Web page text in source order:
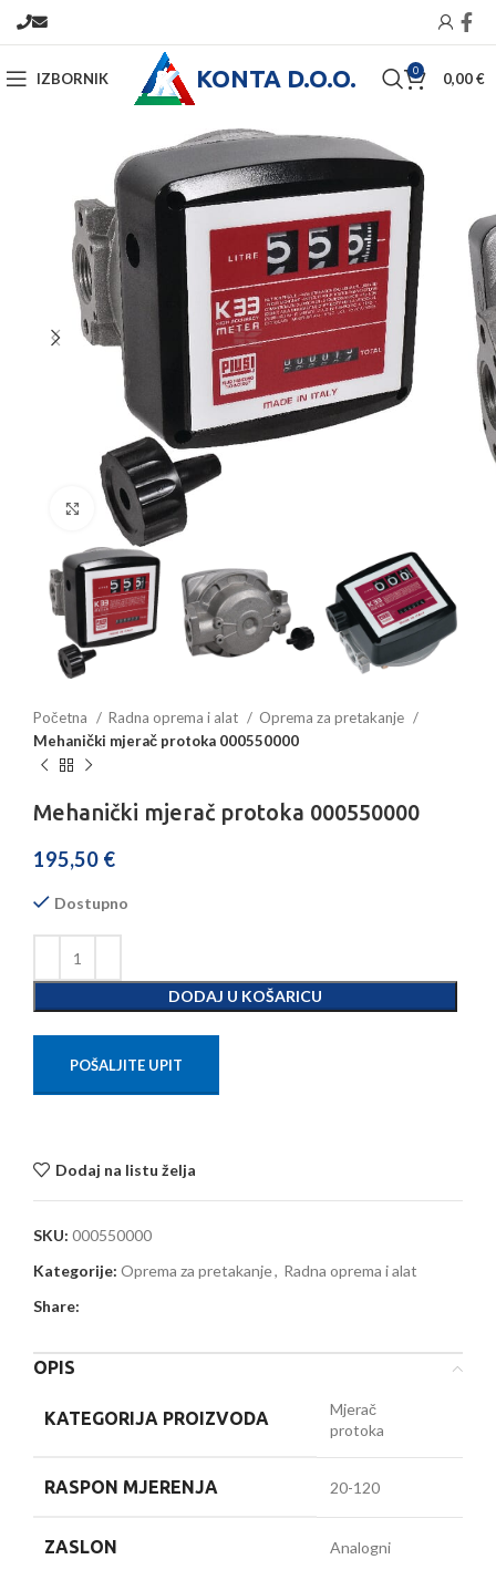
IZBORNIK KONTA D.O.O. 0 0,00€
Povećajte sliku
Početna Radna oprema i alat
Oprema za pretakanje
Mehanički mjerač protoka 000550000
Mehanički mjerač protoka 000550000
195,50 €
Dostupno
DODAJ U KOŠARICU
POŠALJITE UPIT
Dodaj na listu želja
SKU: 000550000
Kategorije: Oprema za pretakanje, Radna oprema i alat
Share:
OPIS
KATEGORIJA PROIZVODA
Mjerač
protoka
RASPON MJERENJA 20-120
ZASLON Analogni